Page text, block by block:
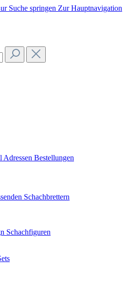
Suche springen Zur Hauptnavigation
Adressen Bestellungen
Schachbrettern
Schachfiguren